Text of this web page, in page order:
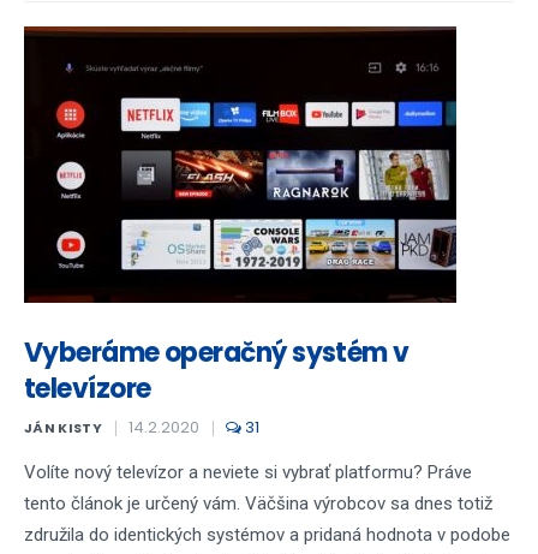
Vyberáme operačný systém v
televízore
JÁN KISTY 14.2.2020 31
Volíte nový televízor a neviete si vybrať platformu? Práve
tento článok je určený vám. Väčšina výrobcov sa dnes totiž
združila do identických systémov a pridaná hodnota v podobe